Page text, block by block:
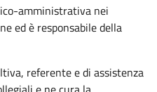
amministrativa nei
ed è responsabile della
referente e di assistenza